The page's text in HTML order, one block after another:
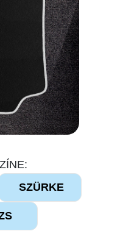
SZÜRKE